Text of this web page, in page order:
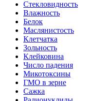
Стекловидность
Влажность
Белок
Маслянистость
Клетчатка
Зольность
Клейковина
Число падения
Микотоксины
ГМО в зерне
Сажка